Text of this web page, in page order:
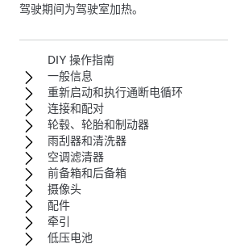
驾驶期间为驾驶室加热。
DIY 操作指南
一般信息
重新启动和执行通断电循环
连接和配对
轮毂、轮胎和制动器
雨刮器和清洗器
空调滤清器
前备箱和后备箱
摄像头
配件
牵引
低压电池